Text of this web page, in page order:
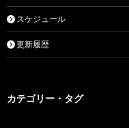
スケジュール
更新履歴
カテゴリー・タグ